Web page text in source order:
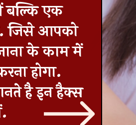
एक
जिसे आपको
के काम में
होगा.
है इन हैक्स